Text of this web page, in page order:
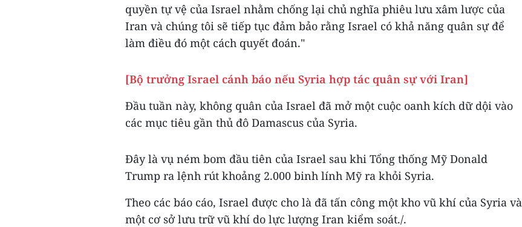
quyền tự vệ của Israel nhằm chống lại chủ nghĩa phiêu lưu xâm lược của
Iran và chúng tôi sẽ tiếp tục đảm bảo rằng Israel có khả năng quân sự để
làm điều đó một cách quyết đoán."
[Bộ trưởng Israel cánh báo nếu Syria hợp tác quân sự với Iran]
Đầu tuần này, không quân của Israel đã mở một cuộc oanh kích dữ dội vào
các mục tiêu gần thủ đô Damascus của Syria.
Đây là vụ ném bom đầu tiên của Israel sau khi Tổng thống Mỹ Donald
Trump ra lệnh rút khoảng 2.000 binh lính Mỹ ra khỏi Syria.
Theo các báo cáo, Israel được cho là đã tấn công một kho vũ khí của Syria và
một cơ sở lưu trữ vũ khí do lực lượng Iran kiểm soát./.